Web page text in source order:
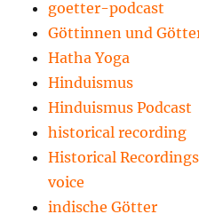
goetter-podcast
Göttinnen und
Hatha Yoga
Hinduismus
Hinduismus Podcast
historical recording
Historical
voice
indische Götter